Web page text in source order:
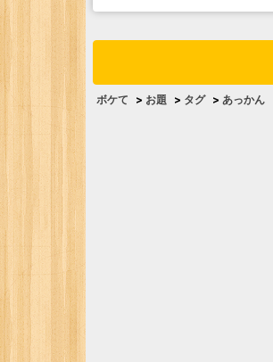
ボケて > お題 > タグ > あっかん